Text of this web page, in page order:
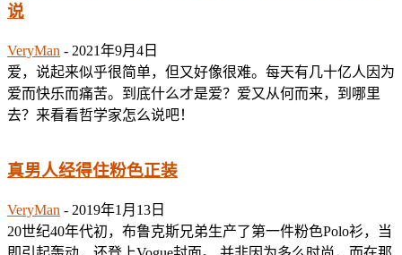
说
VeryMan - 2021年9月4日
爱，说起来似乎很简单，但又好像很难。每天有几十亿人因为
爱而快乐而痛苦。到底什么才是爱？爱又从何而来，到哪里
去？来看看哲学家怎么说吧！
真男人经得住粉色正装
VeryMan - 2019年1月13日
20世纪40年代初，布鲁克斯兄弟生产了第一件粉色Polo衫，当